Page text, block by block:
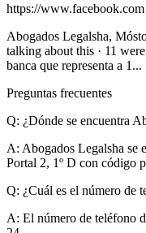
https://www.facebook.com
Abogados Legalsha,
talking about this · 11
banca que representa a 1...
Preguntas frecuentes
Q: ¿Dónde se encuentra
A: Abogados Legalsha se
Portal 2, 1º D con código
Q: ¿Cuál es el número de
A: El número de teléfono